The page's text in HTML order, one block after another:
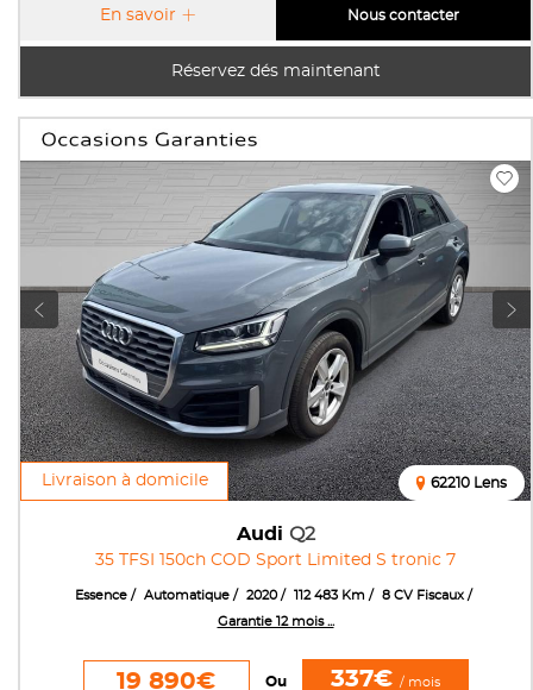
Réservez dés maintenant
En savoir Nous contacter
Livraison à domicile
Audi Q2
35 TFSI 150ch COD Sport Limited S tronic 7
62210 Lens
Essence Automatique 2020 112 483 Km
8 CV Fiscaux
Garantie 12 mois ...
19 890€ Ou 337€ / mois